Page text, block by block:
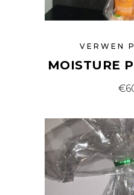
VERWEN
MOISTURE
€